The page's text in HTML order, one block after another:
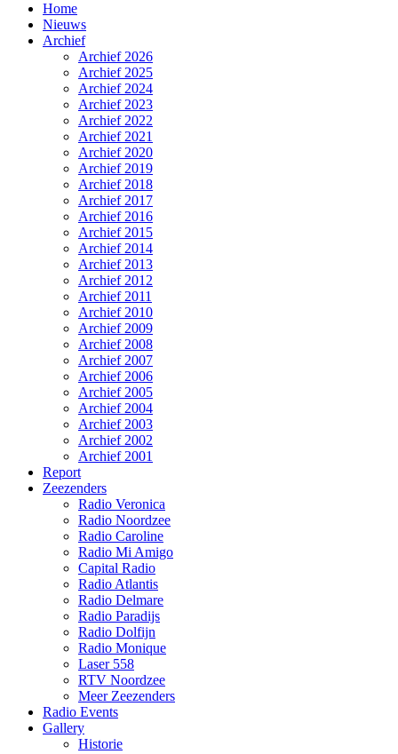
Home
Nieuws
Archief
Archief 2026
Archief 2025
Archief 2024
Archief 2023
Archief 2022
Archief 2021
Archief 2020
Archief 2019
Archief 2018
Archief 2017
Archief 2016
Archief 2015
Archief 2014
Archief 2013
Archief 2012
Archief 2011
Archief 2010
Archief 2009
Archief 2008
Archief 2007
Archief 2006
Archief 2005
Archief 2004
Archief 2003
Archief 2002
Archief 2001
Report
Zeezenders
Radio Veronica
Radio Noordzee
Radio Caroline
Radio Mi Amigo
Capital Radio
Radio Atlantis
Radio Delmare
Radio Paradijs
Radio Dolfijn
Radio Monique
Laser 558
RTV Noordzee
Meer Zeezenders
Radio Events
Gallery
Historie